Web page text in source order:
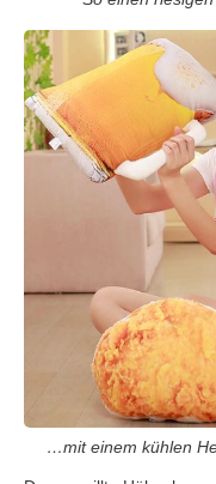
…mit einem kühlen